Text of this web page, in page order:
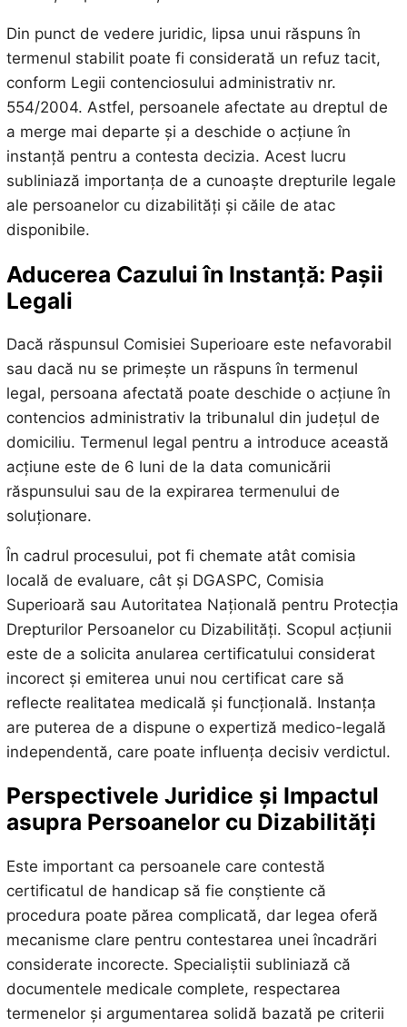
Din punct de vedere juridic, lipsa unui răspuns în
termenul stabilit poate fi considerată un refuz tacit,
conform Legii contenciosului administrativ nr.
554/2004. Astfel, persoanele afectate au dreptul de
a merge mai departe și a deschide o acțiune în
instanță pentru a contesta decizia. Acest lucru
subliniază importanța de a cunoaște drepturile legale
ale persoanelor cu dizabilități și căile de atac
disponibile.
Aducerea Cazului în Instanță: Pașii
Legali
Dacă răspunsul Comisiei Superioare este nefavorabil
sau dacă nu se primește un răspuns în termenul
legal, persoana afectată poate deschide o acțiune în
contencios administrativ la tribunalul din județul de
domiciliu. Termenul legal pentru a introduce această
acțiune este de 6 luni de la data comunicării
răspunsului sau de la expirarea termenului de
soluționare.
În cadrul procesului, pot fi chemate atât comisia
locală de evaluare, cât și DGASPC, Comisia
Superioară sau Autoritatea Națională pentru Protecția
Drepturilor Persoanelor cu Dizabilități. Scopul acțiunii
este de a solicita anularea certificatului considerat
incorect și emiterea unui nou certificat care să
reflecte realitatea medicală și funcțională. Instanța
are puterea de a dispune o expertiză medico-legală
independentă, care poate influența decisiv verdictul.
Perspectivele Juridice și Impactul
asupra Persoanelor cu Dizabilități
Este important ca persoanele care contestă
certificatul de handicap să fie conștiente că
procedura poate părea complicată, dar legea oferă
mecanisme clare pentru contestarea unei încadrări
considerate incorecte. Specialiștii subliniază că
documentele medicale complete, respectarea
termenelor și argumentarea solidă bazată pe criterii